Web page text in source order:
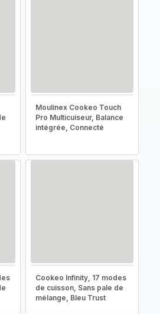
Moulinex Cookeo Touch
Pro Multicuiseur, Balance
intégrée, Connecté
Cookeo Infinity, 17 modes
de cuisson, Sans pale de
mélange, Bleu Trust